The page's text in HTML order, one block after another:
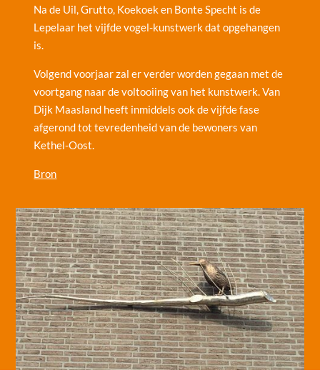
Na de Uil, Grutto, Koekoek en Bonte Specht is de
Lepelaar het vijfde vogel-kunstwerk dat opgehangen
is.
Volgend voorjaar zal er verder worden gegaan met de
voortgang naar de voltooiing van het kunstwerk. Van
Dijk Maasland heeft inmiddels ook de vijfde fase
afgerond tot tevredenheid van de bewoners van
Kethel-Oost.
Bron